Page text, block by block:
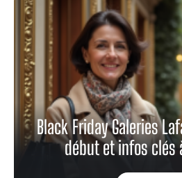
Black Friday Galeries
début et infos clés